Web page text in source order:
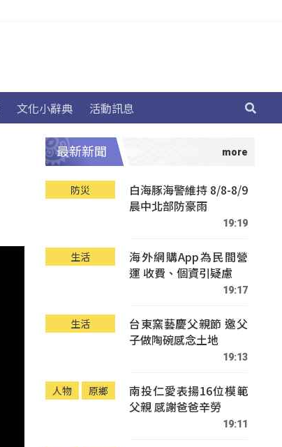
文化小辭典 活動訊息
最新新聞
防災
白海豚海警維持 8/8-8/9
晨中北部防豪雨
19:19
生活
海外網購App為民間營
運 收費、個資引疑慮
19:17
生活
台東窯藝慶父親節 邀父
子做陶碗感念土地
19:13
人物 原鄉
南投仁愛表揚16位模範
父親 感謝爸爸辛勞
19:11